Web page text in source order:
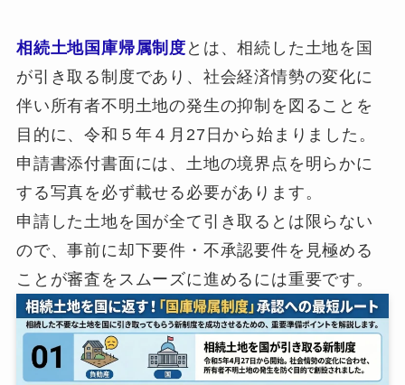
相続土地国庫帰属制度 とは、相続した土地を国
が引き取る制度であり、社会経済情勢の変化に
伴い所有者不明土地の発生の抑制を図ることを
目的に、令和５年４月27日から始まりました。
申請書添付書面には、土地の境界点を明らかに
する写真を必ず載せる必要があります。
申請した土地を国が全て引き取るとは限らない
ので、事前に却下要件・不承認要件を見極める
ことが審査をスムーズに進めるには重要です。